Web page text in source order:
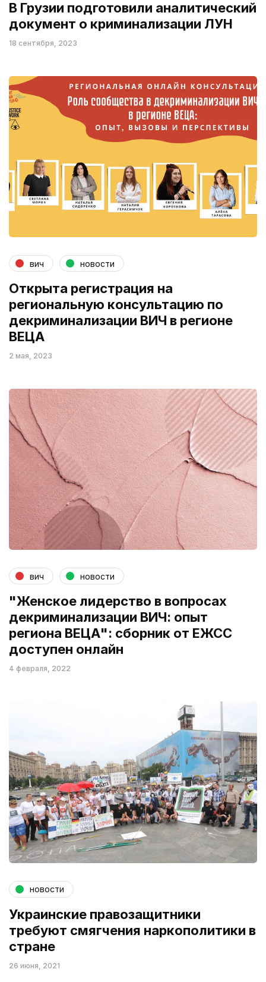
В Грузии подготовили аналитический
документ о криминализации ЛУН
18 сентября, 2023
вич новости
Открыта регистрация на
региональную консультацию по
декриминализации ВИЧ в регионе
ВЕЦА
2 мая, 2023
вич новости
"Женское лидерство в вопросах
декриминализации ВИЧ: опыт
региона ВЕЦА": сборник от ЕЖСС
доступен онлайн
4 февраля, 2022
новости
Украинские правозащитники
требуют смягчения наркополитики в
стране
26 июня, 2021